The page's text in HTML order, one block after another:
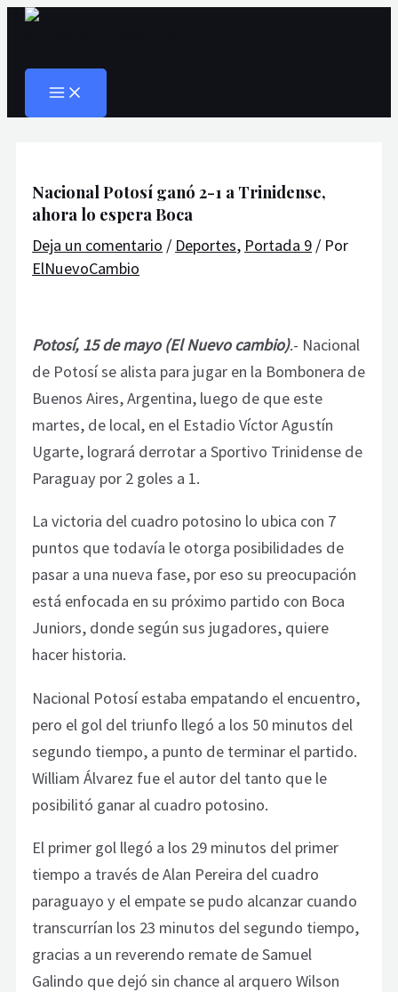
Ir
contenido
MAIN
Nacional Potosí ganó 2-1 a Trinidense,
ahora lo espera Boca
Deja un comentario / Deportes, Portada 9 / Por
ElNuevoCambio
Potosí, 15 de mayo (El Nuevo cambio).- Nacional
de Potosí se alista para jugar en la Bombonera de
Buenos Aires, Argentina, luego de que este
martes, de local, en el Estadio Víctor Agustín
Ugarte, logrará derrotar a Sportivo Trinidense de
Paraguay por 2 goles a 1.
La victoria del cuadro potosino lo ubica con 7
puntos que todavía le otorga posibilidades de
pasar a una nueva fase, por eso su preocupación
está enfocada en su próximo partido con Boca
Juniors, donde según sus jugadores, quiere
hacer historia.
Nacional Potosí estaba empatando el encuentro,
pero el gol del triunfo llegó a los 50 minutos del
segundo tiempo, a punto de terminar el partido.
William Álvarez fue el autor del tanto que le
posibilitó ganar al cuadro potosino.
El primer gol llegó a los 29 minutos del primer
tiempo a través de Alan Pereira del cuadro
paraguayo y el empate se pudo alcanzar cuando
transcurrían los 23 minutos del segundo tiempo,
gracias a un reverendo remate de Samuel
Galindo que dejó sin chance al arquero Wilson
Navegación
entradas
Escribe
Nombre*
Correo
Web